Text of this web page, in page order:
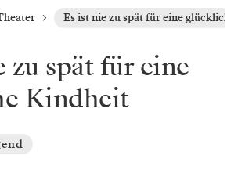
Es ist nie zu spät für eine
zu spät für eine
Kindheit